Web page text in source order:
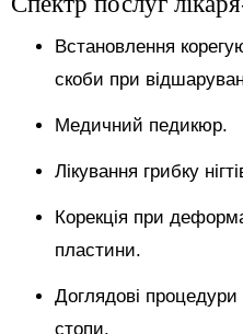
Встановлення
скоби при
Медичний педикюр.
Лікування грибку
Корекція при
пластини.
Доглядові процедури
стопи.